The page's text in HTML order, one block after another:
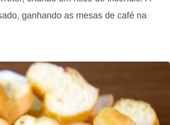
ganhando as mesas de café na